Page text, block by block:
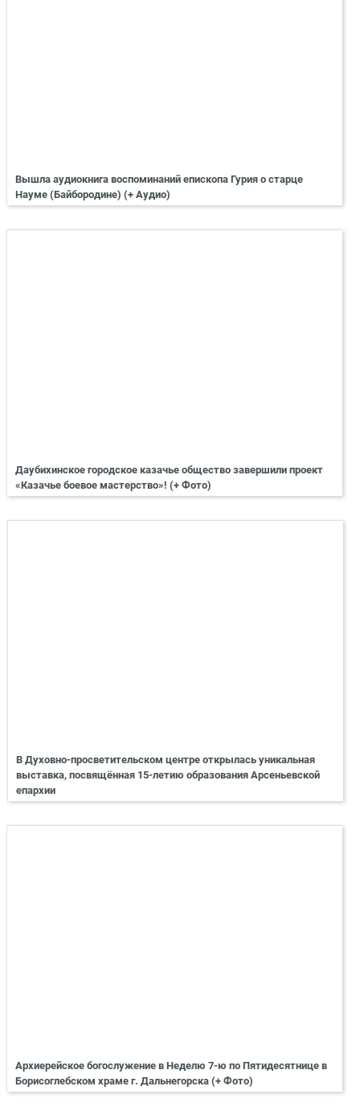
Вышла аудиокнига воспоминаний епископа Гурия о старце
Науме (Байбородине) (+ Аудио)
Даубихинское городское казачье общество завершили проект
«Казачье боевое мастерство»! (+ Фото)
В Духовно-просветительском центре открылась уникальная
выставка, посвящённая 15-летию образования Арсеньевской
епархии
Архиерейское богослужение в Неделю 7-ю по Пятидесятнице в
Борисоглебском храме г. Дальнегорска (+ Фото)